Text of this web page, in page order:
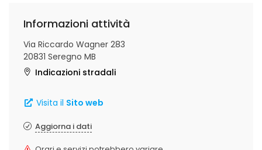
Informazioni attività
Via Riccardo Wagner 283
20831 Seregno MB
Indicazioni stradali
Visita il Sito web
Aggiorna i dati